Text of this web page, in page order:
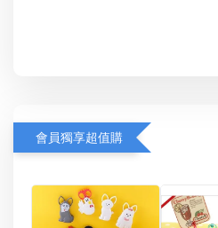
會員獨享超值購